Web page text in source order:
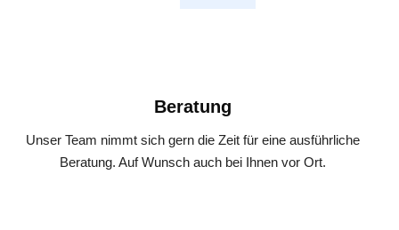
Beratung
Unser Team nimmt sich gern die Zeit für eine ausführliche
Beratung. Auf Wunsch auch bei Ihnen vor Ort.